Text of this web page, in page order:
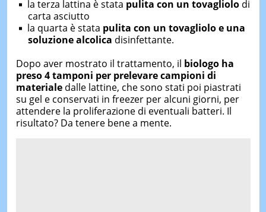
la terza lattina è stata pulita con un tovagliolodi
carta asciutto
la quarta è stata pulita con un tovagliolo e una
soluzione alcolica disinfettante.
Dopo aver mostrato il trattamento, il biologo ha
preso 4 tamponi per prelevare campioni di
materialedalle lattine, che sono stati poi piastrati
su gel e conservati in freezer per alcuni giorni, per
attendere la proliferazione di eventuali batteri. Il
risultato? Da tenere bene a mente.